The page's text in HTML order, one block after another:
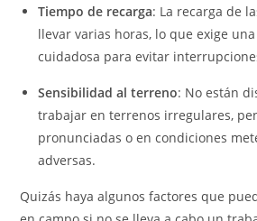
Tiempo de recarga: La recarga de
llevar varias horas, lo que exige
cuidadosa para evitar
Sensibilidad al terreno: No están
trabajar en terrenos irregulares,
pronunciadas o en condiciones
adversas.
Quizás haya algunos factores que